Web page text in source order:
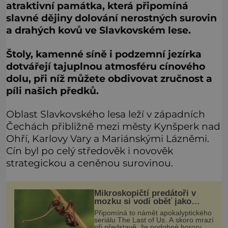
atraktivní památka, která připomíná
slavné dějiny dolování nerostných surovin
a drahých kovů ve Slavkovském lese.
Štoly, kamenné síně i podzemní jezírka
dotvářejí tajuplnou atmosféru cínového
dolu, při níž můžete obdivovat zručnost a
píli našich předků.
Oblast Slavkovského lesa leží v západních
Čechách přibližně mezi městy Kynšperk nad
Ohří, Karlovy Vary a Mariánskými Lázněmi.
Cín byl po celý středověk i novověk
strategickou a ceněnou surovinou.
Mikroskopičtí predátoři v
mozku si vodí oběť jako
loutku
Připomíná to námět apokalyptického
seriálu The Last of Us. A skoro mrazí